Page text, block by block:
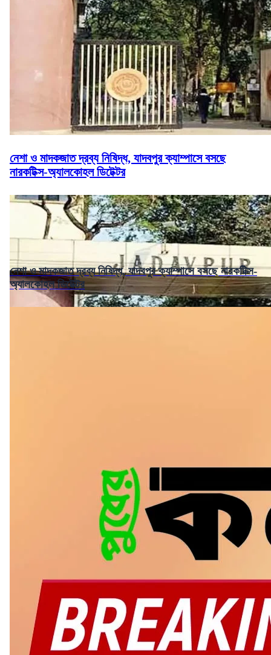
নেশা ও মাদকজাত দ্রব্য নিষিদ্ধ, যাদবপুর ক্যাম্পাসে বসছে
নারকটিক্স-অ্যালকোহল ডিটেক্টর
নেশা ও মাদকজাত দ্রব্য নিষিদ্ধ, যাদবপুর ক্যাম্পাসে বসছে নারকটিক্স-
অ্যালকোহল ডিটেক্টর